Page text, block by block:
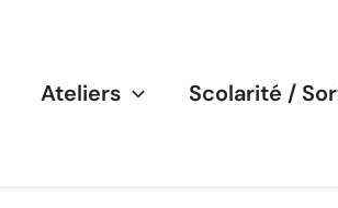
Ateliers Scolarité /